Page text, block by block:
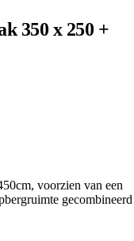
350 x 250 +
voorzien van een
gecombineerd